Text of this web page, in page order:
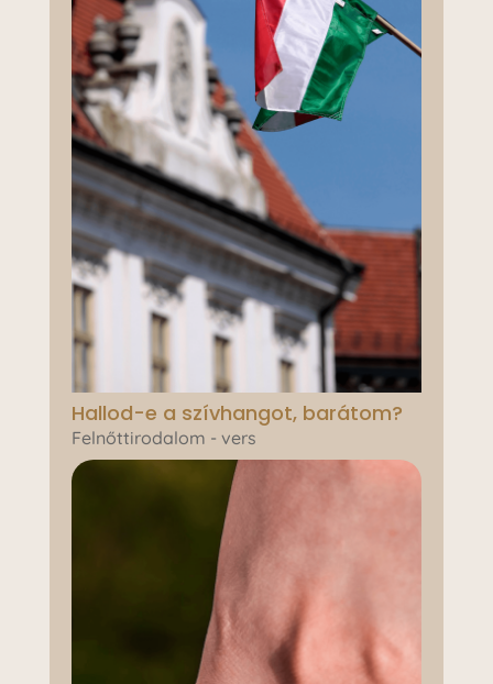
Hallod-e a szívhangot, barátom?
Felnőttirodalom - vers